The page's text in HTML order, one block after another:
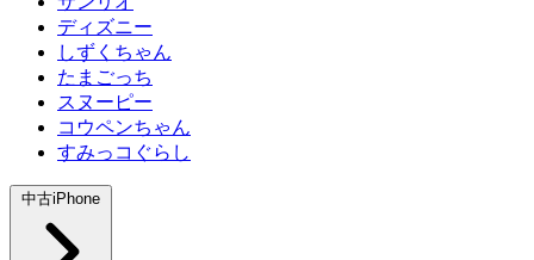
ディズニー
しずくちゃん
たまごっち
スヌーピー
コウペンちゃん
すみっコぐらし
中古iPhone